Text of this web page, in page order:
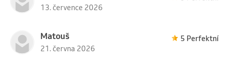
13. července 2026
Matouš
21. června 2026
5 Perfektní